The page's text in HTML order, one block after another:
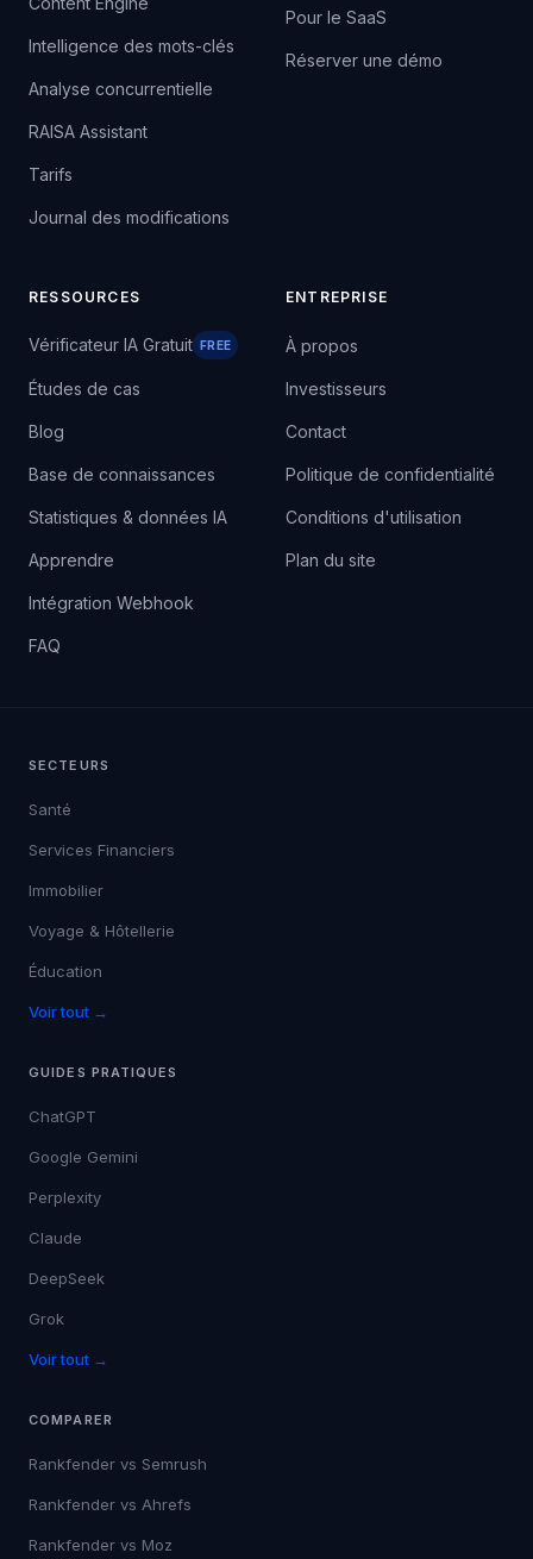
Intelligence des mots-clés
Analyse concurrentielle
RAISA Assistant
Tarifs
Journal des modifications
Pour le SaaS
Réserver une démo
RESSOURCES
Vérificateur IA Gratuit FREE
Études de cas
Blog
Base de connaissances
Statistiques & données IA
Apprendre
Intégration Webhook
FAQ
ENTREPRISE
À propos
Investisseurs
Contact
Politique de confidentialité
Conditions d'utilisation
Plan du site
SECTEURS
Santé
Services Financiers
Immobilier
Voyage & Hôtellerie
Éducation
Voir tout →
GUIDES PRATIQUES
ChatGPT
Google Gemini
Perplexity
Claude
DeepSeek
Grok
Voir tout →
COMPARER
Rankfender vs Semrush
Rankfender vs Ahrefs
Rankfender vs Moz